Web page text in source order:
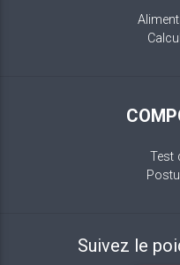
Test
Suivez le